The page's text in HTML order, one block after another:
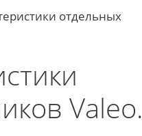
отдельных
Valeo.